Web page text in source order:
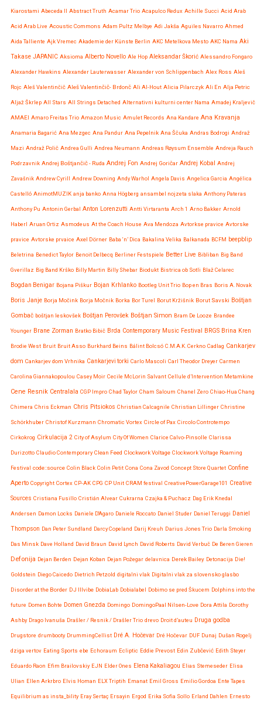
Kiarostami Abeceda II Abstract Truth Acamar Trio Acapulco Redux Achille Succi Acid Arab
Acid Arab Live Acoustic Commons Adam Pultz Melbye Adi Jakša Aguiles Navarro Ahmed
Aida Talliente Ajk Vremec Akademie der Künste Berlin AKC Metelkova Mesto AKC Nama Aki
Takase JAPANIC Aksioma Alberto Novello Ale Hop Aleksandar Škorić Alessandro Fongaro
Alexander Hawkins Alexander Lauterwasser Alexander von Schlippenbach Alex Ross Aleš
Rojc Aleš Valentinčič Aleš Valentinčič- Brdonč Ali Al-Hout Alicia Pilarczyk Ali En Alja Petric
Aljaž Škrlep All Stars All Strings Detached Alternativni kulturni center Nama Amadej Kraljevič
AMAEI Amaro Freitas Trio Amazon Music Amulet Records Ana Kandare Ana Kravanja
Anamaria Bagarić Ana Mezgec Ana Pandur Ana Pepelnik Ana Ščuka Andras Bodrogi Andraž
Mazi Andraž Polič Andrea Gulli Andrea Neumann Andreas Røysum Ensemble Andreja Rauch
Podrzavnik Andrej Boštjančič - Ruda Andrej Fon Andrej Goričar Andrej Kobal Andrej
Zavašnik Andrew Cyrill Andrew Downing Andy Warhol Angela Davis Angelica Garcia Angélica
Castelló AnimotMUZIK anja banko Anna Högberg ansambel nojzeta slaka Anthony Pateras
Anthony Pu Antonin Gerbal Anton Lorenzutti Antti Virtaranta Arch 1 Arno Bakker Arnold
Haberl Aruan Ortiz Asmodeus At the Coach House Ava Mendoza Avtorkse pravice Avtorske
pravice Avtorske prvaice Axel Dörner Baba ‘n’ Dica Bakalina Velika Balkanada BCFM beepblip
Beletrina Benedict Taylor Benoit Delbecq Berliner Festspiele Better Live Bibliban Big Band
Gverillaz Big Band Krško Billy Martin Billy Shebar Biodukt Bistrica ob Sotli Blaž Celarec
Bogdan Benigar Bojana Piškur Bojan Krhlanko Bootleg Unit Trio Bop en Bras Boris A. Novak
Boris Janje Borja Močink Borja Močnik Borka Bor Turel Borut Kržišnik Borut Savski Boštjan
Gombač boštjan leskovšek Boštjan Perovšek Boštjan Simon Bram De Looze Brandee
Younger Brane Zorman Bratko Bibič Brda Contemporary Music Festival BRGS Brina Kren
Brodie West Bruit Bruit Asso Burkhard Beins Bálint Bolcsó C.M.A.K. Cerkno Cadlag Cankarjev
dom Cankarjev dom Vrhnika Cankarjevi torki Carlo Mascoli Carl Theodor Dreyer Carmen
Carolina Giannakopoulou Casey Moir Cecile McLorin Salvant Cellule d’Intervention Metamkine
Cene Resnik Centralala CGP Impro Chad Taylor Cham Saloum Chanel Zero Chiao-Hua Chang
Chimera Chris Eckman Chris Pitsiokos Christian Calcagnile Christian Lillinger Christine
Schörkhuber Christof Kurzmann Chromatic Vortex Circle of Pax Circolo Controtempo
Cirkokrog Cirkulacija 2 City of Asylum City Of Women Clarice Calvo-Pinsolle Clarissa
Durizotto Claudio Contemporary Clean Feed Clockwork Voltage Clockwork Voltage Roaming
Festival code::source Colin Black Colin Petit Cona Cona Zavod Concept Store Quartet Confine
Aperto Copyright Cortex CP-AK CPG CP Unit CRAM festival CreativePowerGarage101 Creative
Sources Cristiana Fusillo Cristián Alvear Cukrarna Czajka & Puchacz Dag Erik Knedal
Andersen Damon Locks Daniele D'Agaro Daniele Roccato Daniel Studer Daniel Teruggi Daniel
Thompson Dan Peter Sundland Darcy Copeland Darij Kreuh Darius Jones Trio Darla Smoking
Das Minsk Dave Holland David Braun David Lynch David Roberts David Verbuč De Beren Gieren
Defonija Dejan Berden Dejan Koban Dejan Požegar delavnica Derek Bailey Detonacija Die!
Goldstein Diego Caicedo Dietrich Petzold digitalni vlak Digitalni vlak za slovensko glasbo
Disorder at the Border DJ Illvibe DobiaLab Dobialabel Dobimo se pred Škucem Dolphins into the
future Domen Bohte Domen Gnezda Domingo DomingoPaal Nilsen-Love Dora Attila Dorothy
Ashby Drago Ivanuša Drašler / Resnik / Drašler Trio drevo Droit d’auteu Druga godba
Drugstore drumbooty DrummingCellist Dré A. Hočevar Dré Hočevar DUF Dunaj Dušan Rogelj
dziga vertov Eating Sports ebe Echoraum Ecliptic Eddie Prevost Edin Zubčević Edith Steyer
Eduardo Raon Efim Brailovskiy EJN Elder Ones Elena Kakaliagou Elias Stemeseder Elisa
Ulian Ellen Arkrbro Elvis Homan ELX Triptih Emanat Emil Gross Emilio Gordoa Ente Tapes
Equilibrium as insta_bility Eray Sertaç Ersayin Ergod Erika Sofia Sollo Erland Dahlen Ernesto